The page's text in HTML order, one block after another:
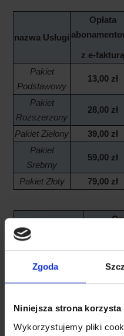
Zgoda
Niniejsza strona
Wykorzystujemy pliki
nazwa Usługi
Opłata
z e-fakturą
Pakiet
Podstawowy
13,00 zł
Pakiet
Rozszerzony
28,00 zł
Pakiet Zielony 39,00 zł
Pakiet
Srebrny
59,00 zł
Pakiet Złoty 79,00 zł
Plan taryfowy
w
Telefon domowy
100 min.
300 min.
Telefon domowy